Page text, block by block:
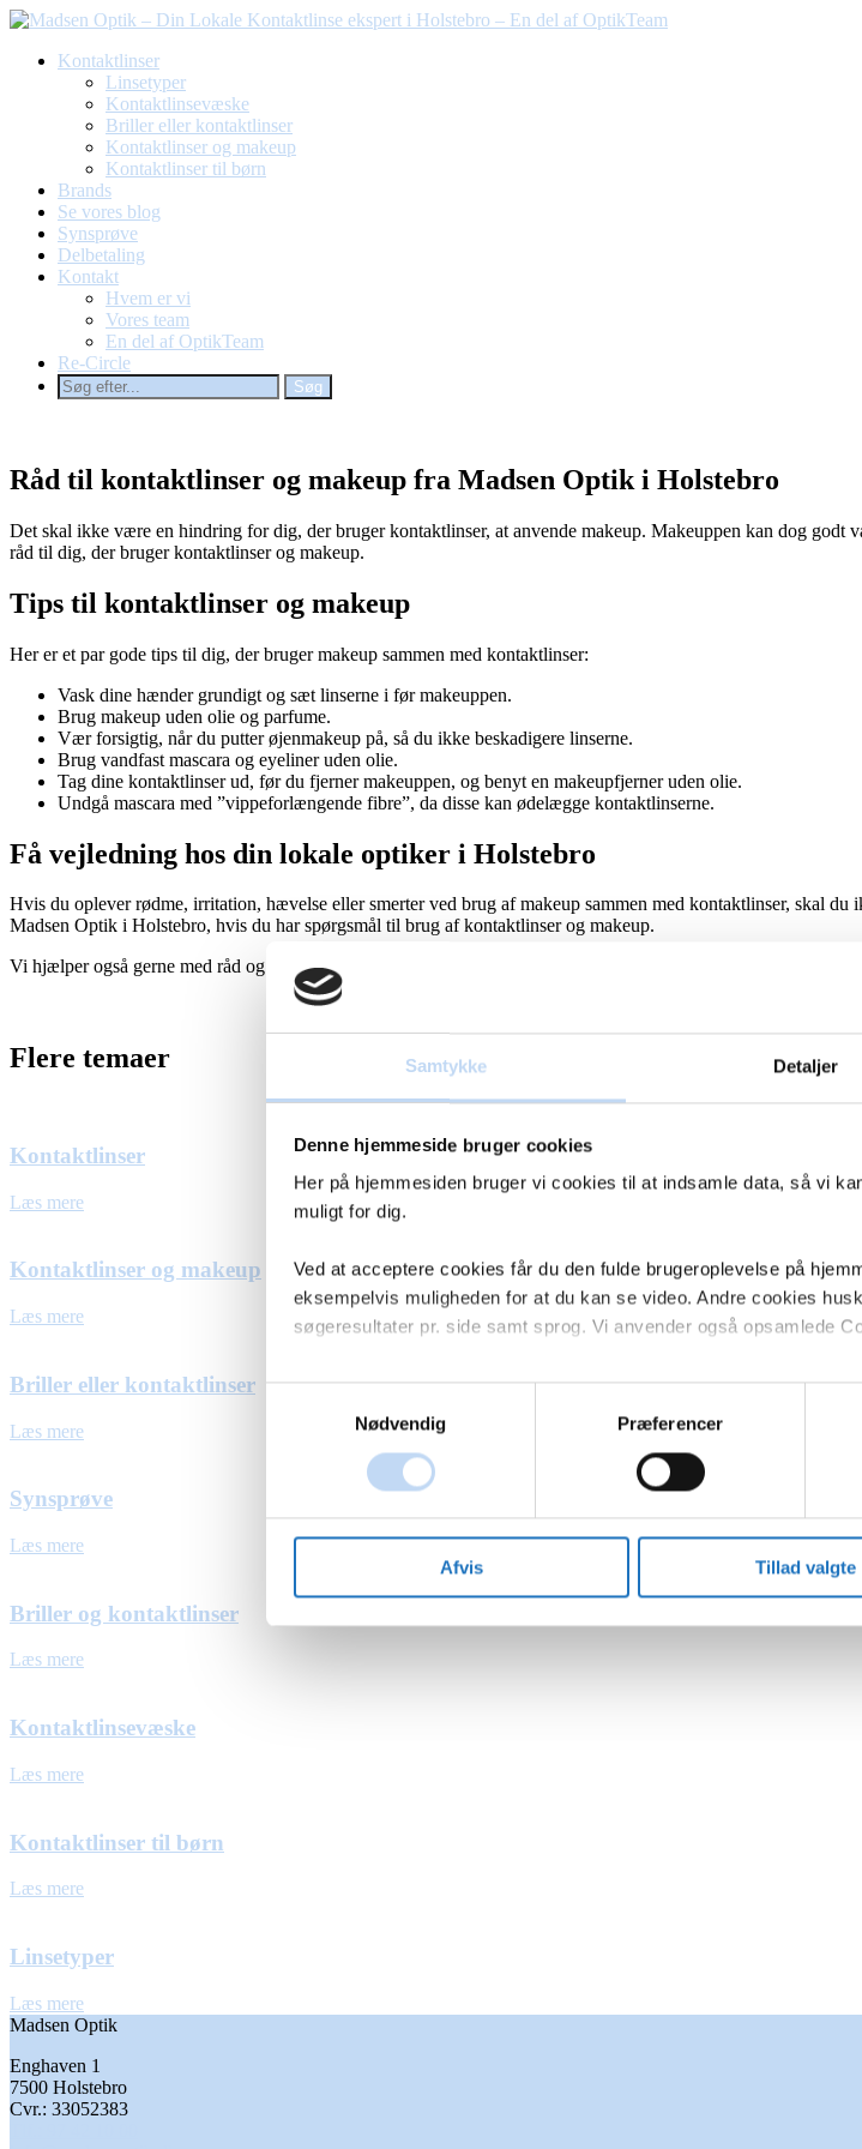
Samtykke Detaljer
Denne hjemmeside bruger cookies
Her på hjemmesiden bruger vi cookies til at indsamle data, så vi
muligt for dig.
Ved at acceptere cookies får du den fulde brugeroplevelse på
eksempelvis muligheden for at du kan se video. Andre cookies
søgeresultater pr. side samt sprog. Vi anvender også opsamlede
Ved at trykke på 'Tillad alle' giver du samtykke til alle disse
give samtykke til ved at benytte checkboksene ud for formålet, og
Du kan læse mere om vores brug af cookies og andre teknologier,
Nødvendig
Præferencer
Afvis Tillad valgte
Kontaktlinser
Linsetyper
Kontaktlinsevæske
Briller eller kontaktlinser
Kontaktlinser og makeup
Kontaktlinser til børn
Brands
Se vores blog
Synsprøve
Delbetaling
Kontakt
Hvem er vi
Vores team
En del af OptikTeam
Re-Circle
Råd til kontaktlinser og makeup fra Madsen Optik i Holstebro
Det skal ikke være en hindring for dig, der bruger kontaktlinser, at anvende makeup. Makeuppen kan dog
råd til dig, der bruger kontaktlinser og makeup.
Tips til kontaktlinser og makeup
Her er et par gode tips til dig, der bruger makeup sammen med kontaktlinser:
Vask dine hænder grundigt og sæt linserne i før makeuppen.
Brug makeup uden olie og parfume.
Vær forsigtig, når du putter øjenmakeup på, så du ikke beskadigere linserne.
Brug vandfast mascara og eyeliner uden olie.
Tag dine kontaktlinser ud, før du fjerner makeuppen, og benyt en makeupfjerner uden olie.
Undgå mascara med ”vippeforlængende fibre”, da disse kan ødelægge kontaktlinserne.
Få vejledning hos din lokale optiker i Holstebro
Hvis du oplever rødme, irritation, hævelse eller smerter ved brug af makeup sammen med kontaktlinser, skal
Madsen Optik i Holstebro, hvis du har spørgsmål til brug af kontaktlinser og makeup.
Vi hjælper også gerne med råd og vejledning, hvis du oplever problemer med dine kontaktlinser og din makeup.
Flere temaer
Kontaktlinser
Læs mere
Kontaktlinser og makeup
Læs mere
Briller eller kontaktlinser
Læs mere
Synsprøve
Læs mere
Briller og kontaktlinser
Læs mere
Kontaktlinsevæske
Læs mere
Kontaktlinser til børn
Læs mere
Linsetyper
Læs mere
Madsen Optik
Enghaven 1
7500 Holstebro
Cvr.: 33052383